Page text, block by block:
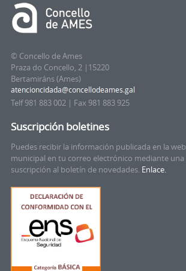
© Concello de Ames
Praza do Concello, 2 |15220
Bertamiráns (Ames)
Telf 981 883 002 | Fax 981 883 925
Suscripción boletines
Puedes recibir la información publicada en la web
municipal en tu correo electrónico mediante una
suscripción al boletín de novedades. Enlace.